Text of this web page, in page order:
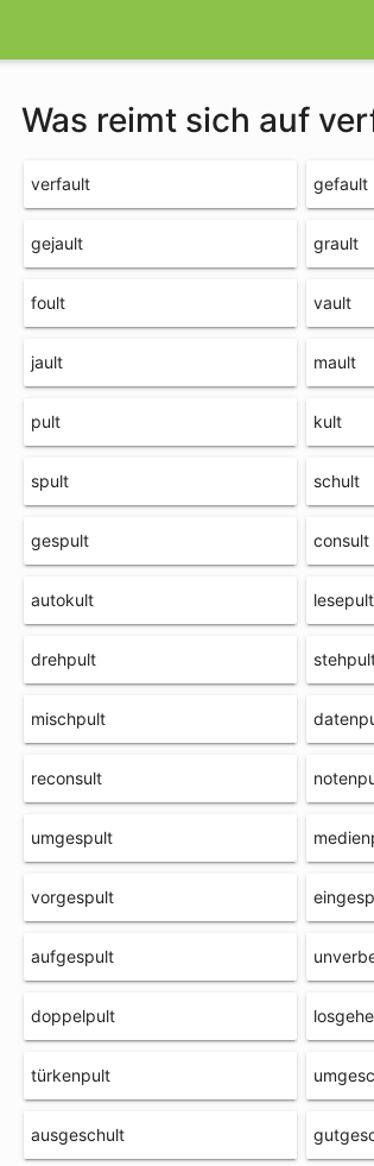
Was reimt sich auf
verfault gefault
gejault grault
foult vault
jault mault
pult kult
spult schult
gespult consult
autokult lesepult
drehpult
mischpult
reconsult
umgespult
vorgespult
aufgespult
doppelpult
türkenpult
ausgeschult